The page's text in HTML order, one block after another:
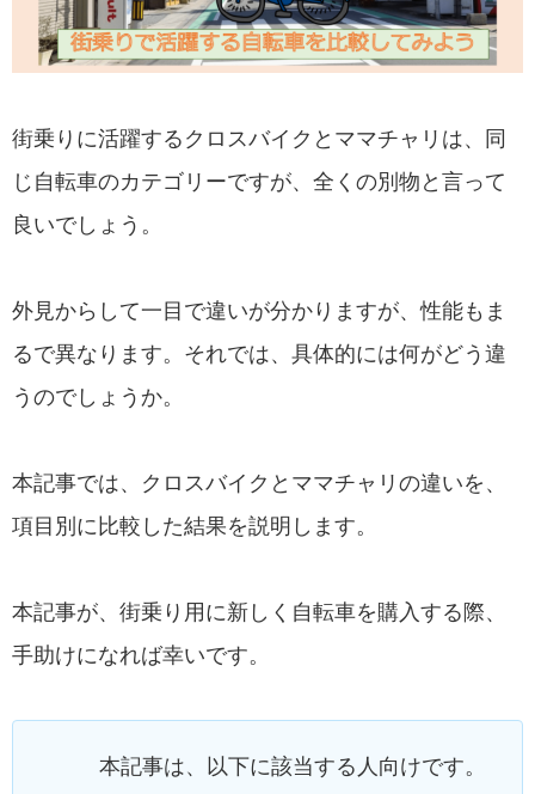
街乗りに活躍するクロスバイクとママチャリは、同
じ自転車のカテゴリーですが、全くの別物と言って
良いでしょう。
外見からして一目で違いが分かりますが、性能もま
るで異なります。それでは、具体的には何がどう違
うのでしょうか。
本記事では、クロスバイクとママチャリの違いを、
項目別に比較した結果を説明します。
本記事が、街乗り用に新しく自転車を購入する際、
手助けになれば幸いです。
本記事は、以下に該当する人向けです。